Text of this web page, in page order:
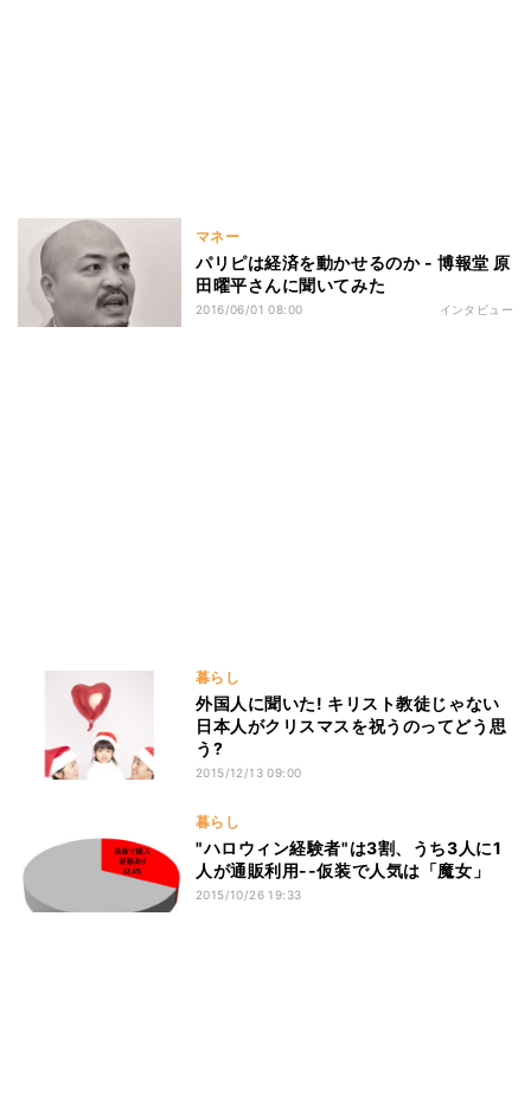
マネー
パリピは経済を動かせるのか - 博報堂 原
田曜平さんに聞いてみた
2016/06/01 08:00 インタビュー
暮らし
外国人に聞いた! キリスト教徒じゃない
日本人がクリスマスを祝うのってどう思
う?
2015/12/13 09:00
暮らし
"ハロウィン経験者"は3割、うち3人に1
人が通販利用--仮装で人気は「魔女」
2015/10/26 19:33